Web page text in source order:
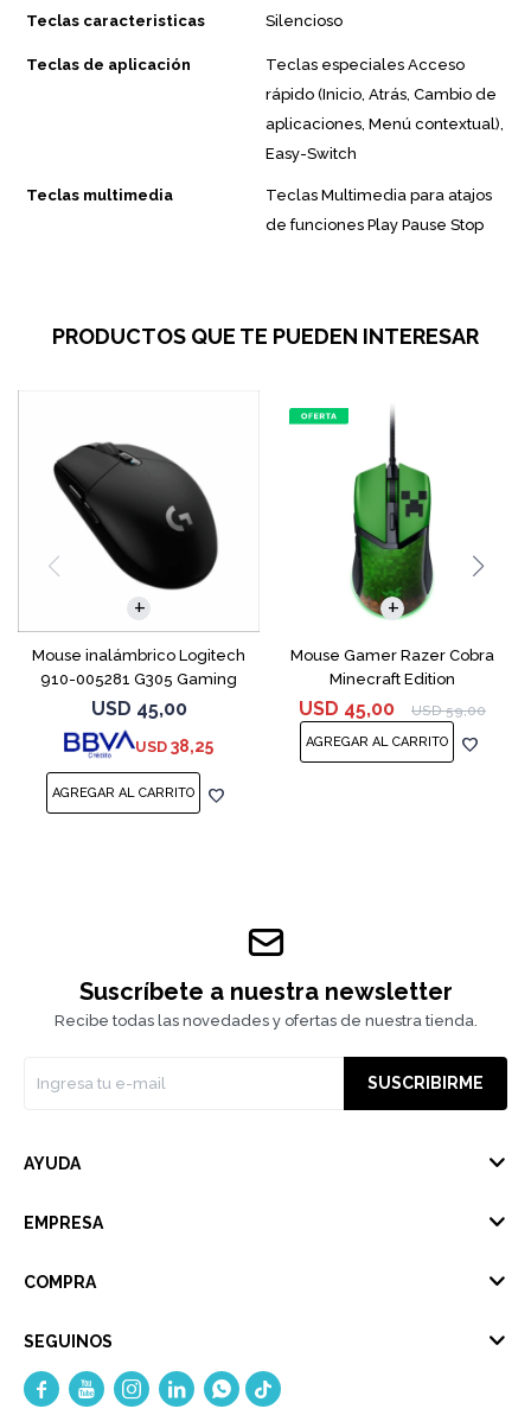
Teclas caracteristicas Silencioso
Teclas de aplicación
Teclas especiales Acceso
rápido (Inicio, Atrás, Cambio de
aplicaciones, Menú contextual),
Easy-Switch
Teclas multimedia
Teclas Multimedia para atajos
de funciones Play Pause Stop
PRODUCTOS QUE TE PUEDEN INTERESAR
Mouse inalámbrico Logitech
910-005281 G305 Gaming
Black
USD 45,00
USD 38,25
Mouse Gamer Razer Cobra
Minecraft Edition
USD 45,00 USD 59,00
Suscríbete a nuestra newsletter
Recibe todas las novedades y ofertas de nuestra tienda.
SUSCRIBIRME
AYUDA
EMPRESA
COMPRA
SEGUINOS
    